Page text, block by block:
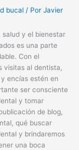
bucal / Por Javier
salud y el bienestar
es una parte
Con el
visitas al dentista,
encías estén en
ser consciente
y tomar
de blog,
qué buscar
y brindaremos
una boca